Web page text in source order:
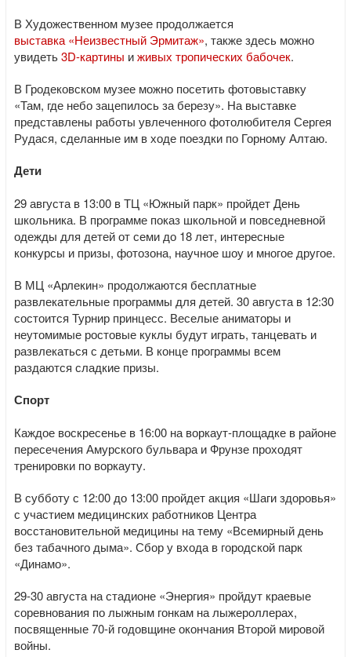
В Художественном музее продолжается
выставка «Неизвестный Эрмитаж», также здесь можно
увидеть3D-картины иживых тропических бабочек.
В Гродековском музее можно посетить фотовыставку
«Там, где небо зацепилось за березу». На выставке
представлены работы увлеченного фотолюбителя Сергея
Рудася, сделанные им в ходе поездки по Горному Алтаю.
Дети
29 августа в 13:00 в ТЦ «Южный парк» пройдет День
школьника. В программе показ школьной и повседневной
одежды для детей от семи до 18 лет, интересные
конкурсы и призы, фотозона, научное шоу и многое другое.
В МЦ «Арлекин» продолжаются бесплатные
развлекательные программы для детей. 30 августа в 12:30
состоится Турнир принцесс. Веселые аниматоры и
неутомимые ростовые куклы будут играть, танцевать и
развлекаться с детьми. В конце программы всем
раздаются сладкие призы.
Спорт
Каждое воскресенье в 16:00 на воркаут-площадке в районе
пересечения Амурского бульвара и Фрунзе проходят
тренировки по воркауту.
В субботу с 12:00 до 13:00 пройдет акция «Шаги здоровья»
с участием медицинских работников Центра
восстановительной медицины на тему «Всемирный день
без табачного дыма». Сбор у входа в городской парк
«Динамо».
29-30 августа на стадионе «Энергия» пройдут краевые
соревнования по лыжным гонкам на лыжероллерах,
посвященные 70-й годовщине окончания Второй мировой
войны.